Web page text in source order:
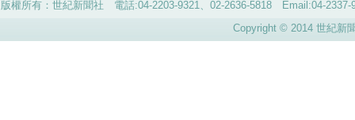
版權所有：世紀新聞社 電話:04-2203-9321、02-2636-5818 Email:04-
Copyright © 2014 世紀新